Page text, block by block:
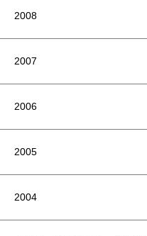
2008
2007
2006
2005
2004